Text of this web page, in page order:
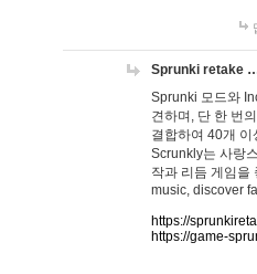
Sprunki retake
Sprunki 모드와
견하며, 단 한 번
결합하여 40개
Scrunkly는 사랑
작과 리듬 게임을
music, discover
https://
https://game-